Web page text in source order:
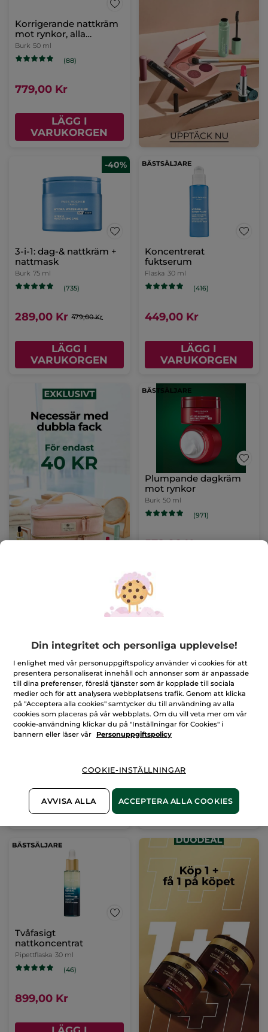
Korrigerande nattkräm
mot rynkor, alla
hudtyper
Burk 50 ml
(88)
779,00 Kr
LÄGG I
VARUKORGEN
-40%
3-i-1: dag-& nattkräm +
nattmask
Burk 75 ml
(735)
289,00 Kr 479,00 Kr
LÄGG I
VARUKORGEN
Koncentrerat
fuktserum
Flaska 30 ml
(416)
449,00 Kr
LÄGG I
VARUKORGEN
Plumpande dagkräm
mot rynkor
Burk 50 ml
(971)
579,00 Kr
Dubbelverkande
koncentrat
Pipettflaska 30 ml
LÄGG I
VARUKORGEN
Fyllig och lugnande
kräm
Tub 40 ml
399,00 Kr
LÄGG I
VARUKORGEN
Tvåfasigt
nattkoncentrat
Pipettflaska 30 ml
(46)
899,00 Kr
Din integritet och personliga upplevelse!
I enlighet med vår personuppgiftspolicy använder vi cookies för att
presentera personaliserat innehåll och annonser som är anpassade
till dina preferenser, föreslå tjänster som är kopplade till sociala
medier och för att analysera webbplatsens trafik. Genom att klicka
på "Acceptera alla cookies" samtycker du till användning av alla
cookies som placeras på vår webbplats. Om du vill veta mer om vår
cookie-användning klickar du på "Inställningar för Cookies" i
bannern eller läser vår
Personuppgiftspolicy
COOKIE-INSTÄLLNINGAR
AVVISA ALLA ACCEPTERA ALLA COOKIES